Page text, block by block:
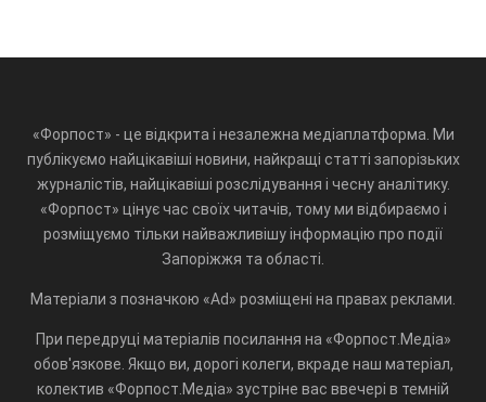
«Форпост» - це відкрита і незалежна медіаплатформа. Ми
публікуємо найцікавіші новини, найкращі статті запорізьких
журналістів, найцікавіші розслідування і чесну аналітику.
«Форпост» цінує час своїх читачів, тому ми відбираємо і
розміщуємо тільки найважливішу інформацію про події
Запоріжжя та області.
Матеріали з позначкою «Ad» розміщені на правах реклами.
При передруці матеріалів посилання на «Форпост.Медіа»
обов'язкове. Якщо ви, дорогі колеги, вкраде наш матеріал,
колектив «Форпост.Медіа» зустріне вас ввечері в темній